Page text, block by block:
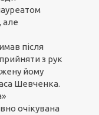
але
після
з рук
йому
Шевченка.
очікувана